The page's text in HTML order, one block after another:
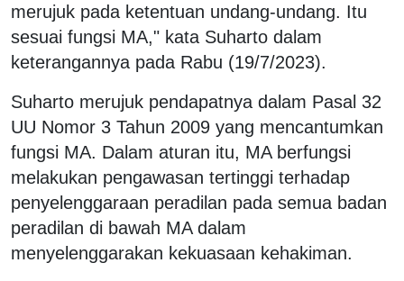
merujuk pada ketentuan undang-undang. Itu
sesuai fungsi MA," kata Suharto dalam
keterangannya pada Rabu (19/7/2023).
Suharto merujuk pendapatnya dalam Pasal 32
UU Nomor 3 Tahun 2009 yang mencantumkan
fungsi MA. Dalam aturan itu, MA berfungsi
melakukan pengawasan tertinggi terhadap
penyelenggaraan peradilan pada semua badan
peradilan di bawah MA dalam
menyelenggarakan kekuasaan kehakiman.